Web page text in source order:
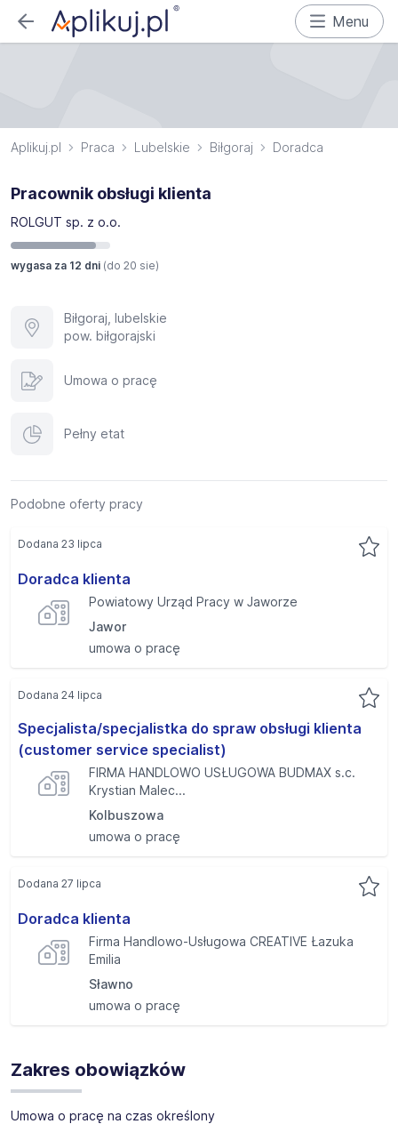
Menu
Aplikuj.pl Praca Lubelskie Biłgoraj Doradca
Pracownik obsługi klienta
ROLGUT sp. z o.o.
wygasa za 12 dni (do 20 sie)
Biłgoraj, lubelskie
pow. biłgorajski
Umowa o pracę
Pełny etat
Podobne oferty pracy
Doradca klienta
Powiatowy Urząd Pracy w Jaworze
Jawor
umowa o pracę
Dodana 23 lipca
Specjalista/specjalistka do spraw obsługi klienta
(customer service specialist)
FIRMA HANDLOWO USŁUGOWA BUDMAX s.c.
Krystian Malec...
Kolbuszowa
umowa o pracę
Dodana 24 lipca
Doradca klienta
Firma Handlowo-Usługowa CREATIVE Łazuka
Emilia
Sławno
umowa o pracę
Dodana 27 lipca
Zakres obowiązków
Umowa o pracę na czas określony